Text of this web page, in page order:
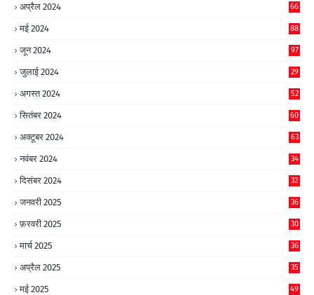
अप्रैल 2024 66
मई 2024 88
जून 2024 97
जुलाई 2024 29
अगस्त 2024 52
सितंबर 2024 60
अक्टूबर 2024 63
नवंबर 2024 34
दिसंबर 2024 32
जनवरी 2025 36
फ़रवरी 2025 30
मार्च 2025 36
अप्रैल 2025 35
मई 2025 49